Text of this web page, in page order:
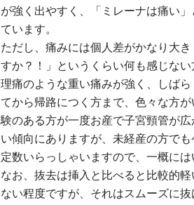
が強く出やすく、「ミレーナは痛い
ています。
ただし、痛みには個人差がかなり大
すか？！」というくらい何も感じな
理痛のような重い痛みが強く、しば
てから帰路につく方まで、色々な方
験のある方が一度お産で子宮頸管が
い傾向にありますが、未経産の方で
定数いらっしゃいますので、一概には
なお、抜去は挿入と比べると比較的
ない程度ですが、それはスムーズに